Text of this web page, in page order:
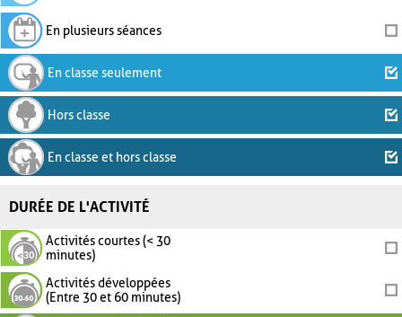
En plusieurs séances
En classe seulement
Hors classe
En classe et hors classe
DURÉE DE L'ACTIVITÉ
Activités courtes (< 30
minutes)
Activités développées
(Entre 30 et 60 minutes)